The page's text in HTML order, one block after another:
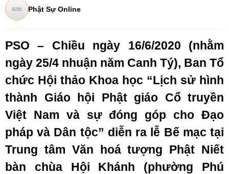
Phật Sự Online
PSO – Chiều ngày 16/6/2020 (nhằm
ngày 25/4 nhuận năm Canh Tý), Ban Tổ
chức Hội thảo Khoa học “Lịch sử hình
thành Giáo hội Phật giáo Cổ truyền
Việt Nam và sự đóng góp cho Đạo
pháp và Dân tộc” diễn ra lễ Bế mạc tại
Trung tâm Văn hoá tượng Phật Niết
bàn chùa Hội Khánh (phường Phú